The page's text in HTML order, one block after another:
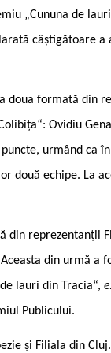
„Cununa de
câștigătoare
doua formată din
Ovidiu
urmând ca
două echipe. La
din reprezentanții
din urmă a
lauri din Tracia“,
Publicului.
și Filiala din